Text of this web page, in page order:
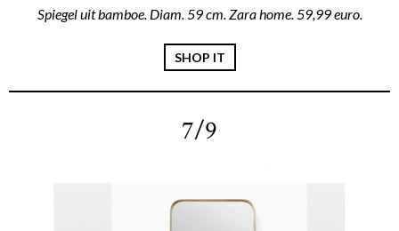
Spiegel uit bamboe. Diam. 59 cm. Zara home. 59,99 euro.
SHOP IT
7/9